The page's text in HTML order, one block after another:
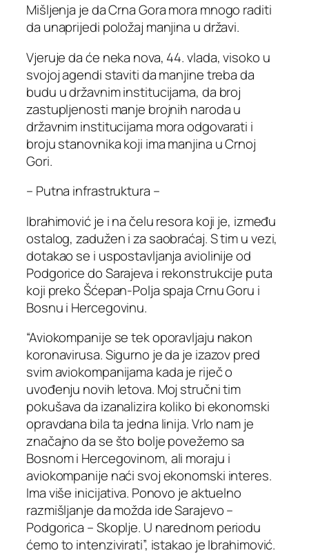
Mišljenja je da Crna Gora mora mnogo raditi
da unaprijedi položaj manjina u državi.
Vjeruje da će neka nova, 44. vlada, visoko u
svojoj agendi staviti da manjine treba da
budu u državnim institucijama, da broj
zastupljenosti manje brojnih naroda u
državnim institucijama mora odgovarati i
broju stanovnika koji ima manjina u Crnoj
Gori.
– Putna infrastruktura –
Ibrahimović je i na čelu resora koji je, između
ostalog, zadužen i za saobraćaj. S tim u vezi,
dotakao se i uspostavljanja aviolinije od
Podgorice do Sarajeva i rekonstrukcije puta
koji preko Šćepan-Polja spaja Crnu Goru i
Bosnu i Hercegovinu.
“Aviokompanije se tek oporavljaju nakon
koronavirusa. Sigurno je da je izazov pred
svim aviokompanijama kada je riječ o
uvođenju novih letova. Moj stručni tim
pokušava da izanalizira koliko bi ekonomski
opravdana bila ta jedna linija. Vrlo nam je
značajno da se što bolje povežemo sa
Bosnom i Hercegovinom, ali moraju i
aviokompanije naći svoj ekonomski interes.
Ima više inicijativa. Ponovo je aktuelno
razmišljanje da možda ide Sarajevo –
Podgorica – Skoplje. U narednom periodu
ćemo to intenzivirati”, istakao je Ibrahimović.